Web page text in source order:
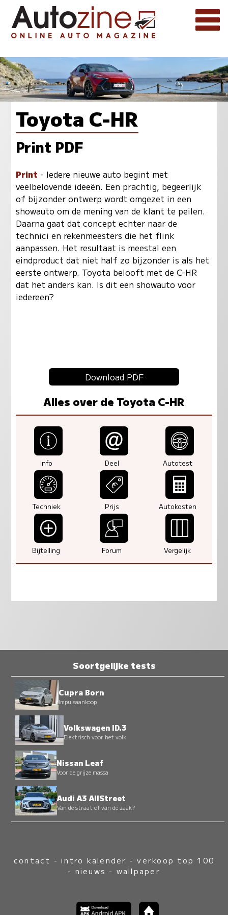
Toyota C-HR
Print PDF
Print - Iedere nieuwe auto begint met
veelbelovende ideeën. Een prachtig, begeerlijk
of bijzonder ontwerp wordt omgezet in een
showauto om de mening van de klant te peilen.
Daarna gaat dat concept echter naar de
technici en rekenmeesters die het flink
aanpassen. Het resultaat is meestal een
eindproduct dat niet half zo bijzonder is als het
eerste ontwerp. Toyota belooft met de C-HR
dat het anders kan. Is dit een showauto voor
iedereen?
Download PDF
Alles over de Toyota C-HR
Info Deel Autotest
Techniek Prijs Autokosten
Bijtelling Forum Vergelijk
Soortgelijke tests
Cupra Born
Impulsaankoop
Volkswagen ID.3
Elektrisch voor het volk
Nissan Leaf
Voor de grijze massa
Audi A3 AllStreet
Van de straat of van de zaak?
contact -intro kalender -verkoop top 100
- nieuws - wallpaper